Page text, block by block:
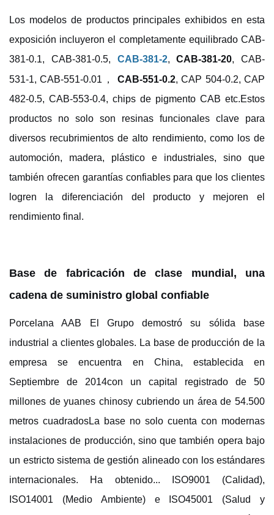
Los modelos de productos principales exhibidos en esta
exposición incluyeron el completamente equilibrado CAB-
381-0.1, CAB-381-0.5, CAB-381-2,CAB-381-20, CAB-
531-1, CAB-551-0.01 ， CAB-551-0.2,CAP 504-0.2, CAP
482-0.5, CAB-553-0.4, chips de pigmento CAB etc.Estos
productos no solo son resinas funcionales clave para
diversos recubrimientos de alto rendimiento, como los de
automoción, madera, plástico e industriales, sino que
también ofrecen garantías confiables para que los clientes
logren la diferenciación del producto y mejoren el
rendimiento final.
Base de fabricación de clase mundial, una
cadena de suministro global confiable
PorcelanaAAB
El Grupo demostró su sólida base
industrial a clientes globales. La base de producción de la
empresa se encuentra en China, establecida en
Septiembre de 2014con un capital registrado de 50
millones de yuanes chinosy cubriendo un área de 54.500
metros cuadradosLa base no solo cuenta con modernas
instalaciones de producción, sino que también opera bajo
un estricto sistema de gestión alineado con los estándares
internacionales. Ha obtenido...
ISO9001 (Calidad),
ISO14001 (Medio Ambiente) e ISO45001 (Salud y